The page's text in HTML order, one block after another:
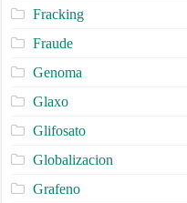
Fracking
Fraude
Genoma
Glaxo
Glifosato
Globalizacion
Grafeno